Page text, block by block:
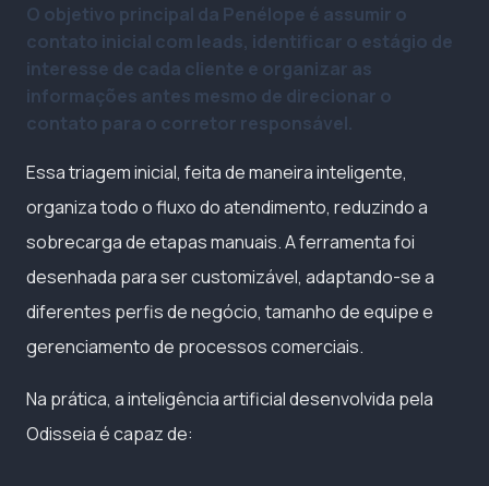
O objetivo principal da Penélope é assumir o
contato inicial com leads, identificar o estágio de
interesse de cada cliente e organizar as
informações antes mesmo de direcionar o
contato para o corretor responsável.
Essa triagem inicial, feita de maneira inteligente,
organiza todo o fluxo do atendimento, reduzindo a
sobrecarga de etapas manuais. A ferramenta foi
desenhada para ser customizável, adaptando-se a
diferentes perfis de negócio, tamanho de equipe e
gerenciamento de processos comerciais.
Na prática, a inteligência artificial desenvolvida pela
Odisseia é capaz de: